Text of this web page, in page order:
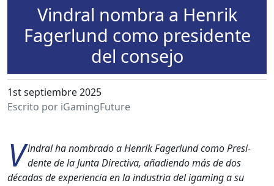
Vindral nombra a Henrik
Fagerlund como presidente
del consejo
1st septiembre 2025
Escrito por iGamingFuture
Vin­dral ha nom­bra­do a Hen­rik Fager­lund como Pres­i­
dente de la Jun­ta Direc­ti­va, aña­di­en­do más de dos
décadas de expe­ri­en­cia en la indus­tria del igam­ing a su